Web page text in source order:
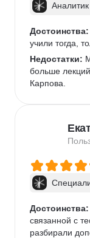
Достоинства:
учили тогда,
Недостатки:
больше
Карпова.
Достоинства:
связанной с
разбирали